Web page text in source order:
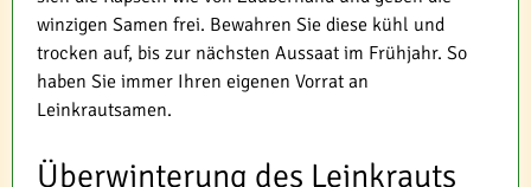
winzigen Samen frei. Bewahren Sie diese kühl und
trocken auf, bis zur nächsten Aussaat im Frühjahr. So
haben Sie immer Ihren eigenen Vorrat an
Leinkrautsamen.
Überwinterung des Leinkrauts